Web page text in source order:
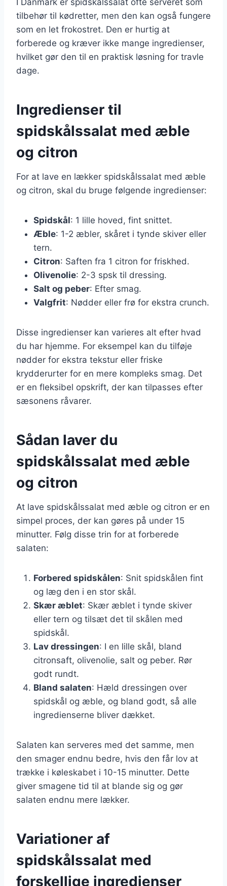
tilbehør til kødretter, men den kan også fungere
som en let frokostret. Den er hurtig at
forberede og kræver ikke mange ingredienser,
hvilket gør den til en praktisk løsning for travle
dage.
Ingredienser til
spidskålssalat med æble
og citron
For at lave en lækker spidskålssalat med æble
og citron, skal du bruge følgende ingredienser:
Spidskål: 1 lille hoved, fint snittet.
Æble: 1-2 æbler, skåret i tynde skiver eller
tern.
Citron: Saften fra 1 citron for friskhed.
Olivenolie: 2-3 spsk til dressing.
Salt og peber: Efter smag.
Valgfrit: Nødder eller frø for ekstra crunch.
Disse ingredienser kan varieres alt efter hvad
du har hjemme. For eksempel kan du tilføje
nødder for ekstra tekstur eller friske
krydderurter for en mere kompleks smag. Det
er en fleksibel opskrift, der kan tilpasses efter
sæsonens råvarer.
Sådan laver du
spidskålssalat med æble
og citron
At lave spidskålssalat med æble og citron er en
simpel proces, der kan gøres på under 15
minutter. Følg disse trin for at forberede
salaten:
Forbered spidskålen: Snit spidskålen fint
og læg den i en stor skål.
Skær æblet: Skær æblet i tynde skiver
eller tern og tilsæt det til skålen med
spidskål.
Lav dressingen: I en lille skål, bland
citronsaft, olivenolie, salt og peber. Rør
godt rundt.
Bland salaten: Hæld dressingen over
spidskål og æble, og bland godt, så alle
ingredienserne bliver dækket.
Salaten kan serveres med det samme, men
den smager endnu bedre, hvis den får lov at
trække i køleskabet i 10-15 minutter. Dette
giver smagene tid til at blande sig og gør
salaten endnu mere lækker.
Variationer af
spidskålssalat med
forskellige ingredienser